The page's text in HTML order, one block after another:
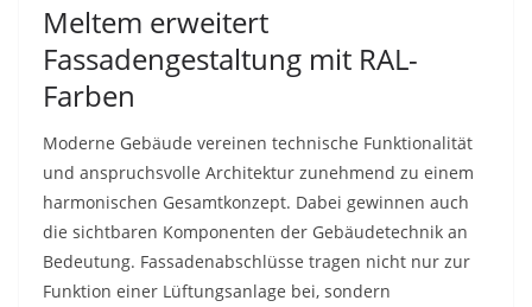
Meltem erweitert
Fassadengestaltung mit RAL-
Farben
Moderne Gebäude vereinen technische Funktionalität
und anspruchsvolle Architektur zunehmend zu einem
harmonischen Gesamtkonzept. Dabei gewinnen auch
die sichtbaren Komponenten der Gebäudetechnik an
Bedeutung. Fassadenabschlüsse tragen nicht nur zur
Funktion einer Lüftungsanlage bei, sondern